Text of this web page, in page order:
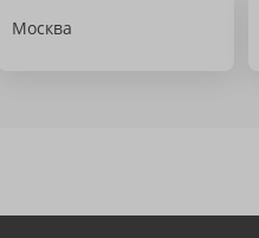
Москва